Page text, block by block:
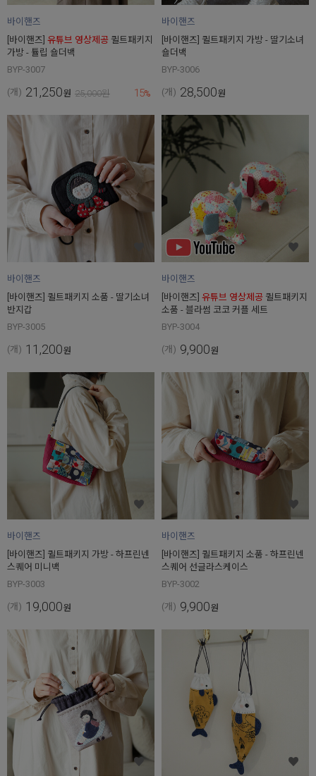
바이핸즈
[바이핸즈] 유튜브 영상제공 퀼트패키지
가방 - 튤립 숄더백
BYP-3007
(개) 21,250원 25,000원 15%
바이핸즈
[바이핸즈] 퀼트패키지 가방 - 딸기소녀
숄더백
BYP-3006
(개) 28,500원
바이핸즈
[바이핸즈] 퀼트패키지 소품 - 딸기소녀
반지갑
BYP-3005
(개) 11,200원
바이핸즈
[바이핸즈] 유튜브 영상제공 퀼트패키지
소품 - 블라썸 코코 커플 세트
BYP-3004
(개) 9,900원
바이핸즈
[바이핸즈] 퀼트패키지 가방 - 하프린넨
스퀘어 미니백
BYP-3003
(개) 19,000원
바이핸즈
[바이핸즈] 퀼트패키지 소품 - 하프린넨
스퀘어 선글라스케이스
BYP-3002
(개) 9,900원